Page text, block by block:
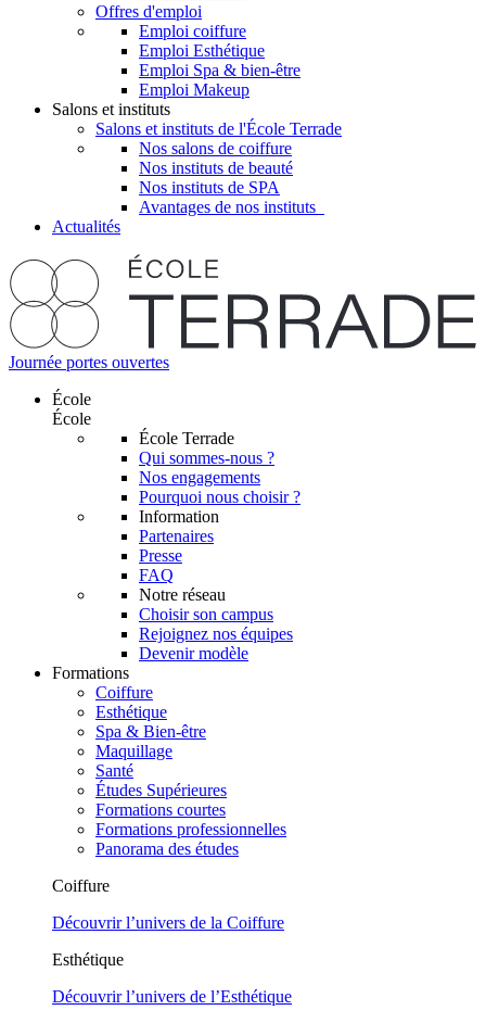
Offres d'emploi
Emploi coiffure
Emploi Esthétique
Emploi Spa & bien-être
Emploi Makeup
Salons et instituts
Salons et instituts de l'École Terrade
Nos salons de coiffure
Nos instituts de beauté
Nos instituts de SPA
Avantages de nos instituts
Actualités
Journée portes ouvertes
École
École
École Terrade
Qui sommes-nous ?
Nos engagements
Pourquoi nous choisir ?
Information
Partenaires
Presse
FAQ
Notre réseau
Choisir son campus
Rejoignez nos équipes
Devenir modèle
Formations
Coiffure
Esthétique
Spa & Bien-être
Maquillage
Santé
Études Supérieures
Formations courtes
Formations professionnelles
Panorama des études
Coiffure
Découvrir l’univers de la Coiffure
Esthétique
Découvrir l’univers de l’Esthétique